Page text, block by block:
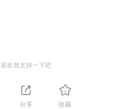
喜欢就支持一下吧
分享 收藏